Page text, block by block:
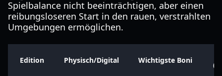
Spielbalance nicht beeinträchtigen, aber einen
reibungsloseren Start in den rauen, verstrahlten
Umgebungen ermöglichen.
Edition Physisch/Digital Wichtigste Boni